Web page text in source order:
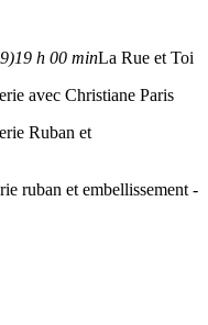
19 h 00 minLa Rue et Toi
avec Christiane Paris
Ruban et
ruban et embellissement -